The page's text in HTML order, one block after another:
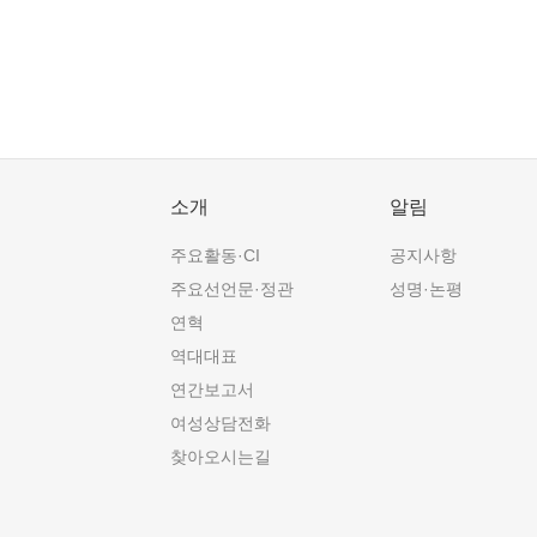
소개
주요활동·CI
주요선언문·정관
연혁
역대대표
연간보고서
여성상담전화
찾아오시는길
알림
공지사항
성명·논평